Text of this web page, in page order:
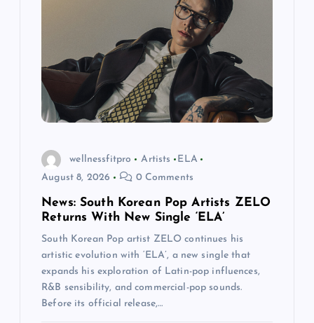
wellnessfitpro Artists
ELA
August 8, 2026
0 Comments
News: South Korean Pop Artists ZELO
Returns With New Single ‘ELA’
South Korean Pop artist ZELO continues his
artistic evolution with ‘ELA’, a new single that
expands his exploration of Latin-pop influences,
R&B sensibility, and commercial-pop sounds.
Before its official release,…